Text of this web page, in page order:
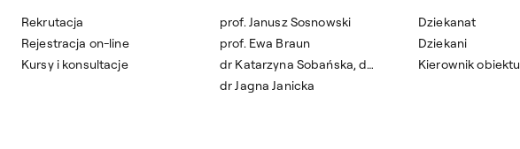
Rekrutacja
Rejestracja on-line
Kursy i konsultacje
prof. Janusz Sosnowski
prof. Ewa Braun
dr Katarzyna Sobańska, dr Marcel Sławiński
dr Jagna Janicka
Dziekanat
Dziekani
Kierownik obiektu